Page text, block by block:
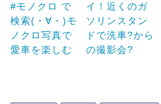
#モノクロ で
検索(・∀・)モ
ノクロ写真で
愛車を楽しむ
イ！近くのガ
ソリンスタン
ドで洗車?から
の撮影会?